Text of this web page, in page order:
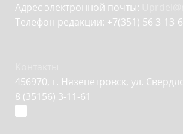
Адрес электронной почты:
Телефон редакции: +7(351) 56 3-13-
456970, г. Нязепетровск, ул.
8 (35156) 3-11-61